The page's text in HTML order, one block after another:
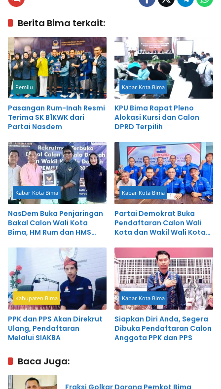
Berita Bima terkait:
Pemilu
Pasangan Rum-Inah Resmi
Terima SK B1KWK dari
Partai Nasdem
Kabar Kota Bima
KPU Bima Rapat Pleno
Alokasi Kursi dan Calon
DPRD Terpilih
Kabar Kota Bima
NasDem Buka Penjaringan
Bakal Calon Wali Kota
Bima, HM Rum dan HMS
Kabar Kota Bima
Partai Demokrat Buka
Pendaftaran Calon Wali
Kota dan Wakil Wali Kota
Kabupaten Bima
PPK dan PPS Akan Direkrut
Ulang, Pendaftaran
Melalui SIAKBA
Kabar Kota Bima
Siapkan Diri Anda, Segera
Dibuka Pendaftaran Calon
Anggota PPK dan PPS
Baca Juga:
Fraksi Golkar Dorong Pemkot Bima